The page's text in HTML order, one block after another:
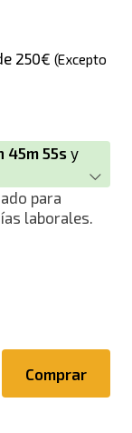
250€ (Excepto
45m 55sy
para
laborales.
Comprar